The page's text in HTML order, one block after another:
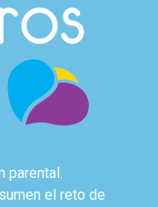
parental.
el reto de